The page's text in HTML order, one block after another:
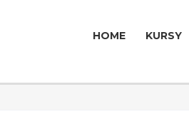
HOME KURSY